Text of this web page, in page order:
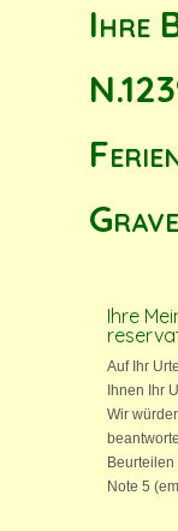
Ihre
Ihre
Auf Ihr
Ihnen Ihr
Wir
Note 5